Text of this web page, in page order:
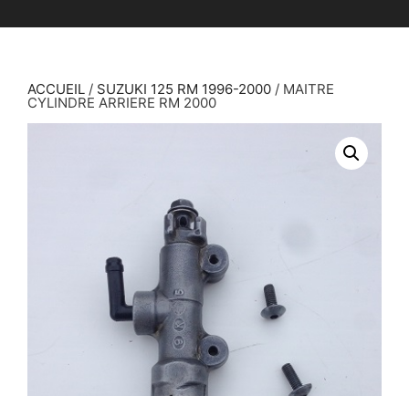
ACCUEIL / SUZUKI 125 RM 1996-2000 / MAITRE
CYLINDRE ARRIERE RM 2000